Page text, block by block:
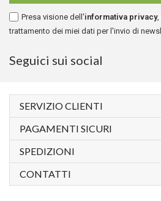
Presa visione dell'informativa privacy,
trattamento dei miei dati per l'invio di
Seguici sui social
SERVIZIO CLIENTI
PAGAMENTI SICURI
SPEDIZIONI
CONTATTI